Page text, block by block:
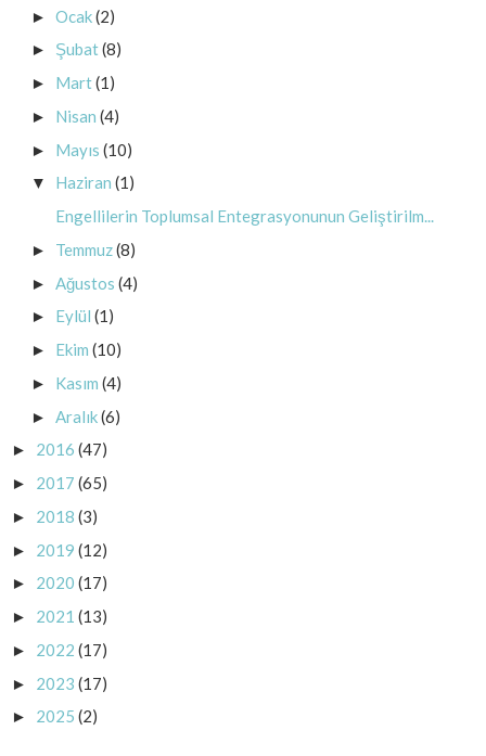
► Ocak(2)
► Şubat(8)
► Mart(1)
► Nisan (4)
► Mayıs (10)
▼ Haziran (1)
Engellilerin Toplumsal Entegrasyonunun Geliştirilm...
► Temmuz(8)
► Ağustos (4)
► Eylül (1)
► Ekim (10)
► Kasım (4)
► Aralık(6)
► 2016 (47)
► 2017 (65)
► 2018 (3)
► 2019 (12)
► 2020 (17)
► 2021 (13)
► 2022 (17)
► 2023 (17)
► 2025 (2)